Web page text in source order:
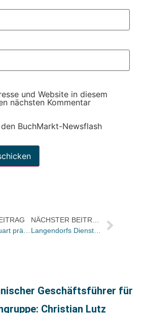
und Website in diesem
nächsten Kommentar
BuchMarkt-Newsflash
Geschäftsführer für
Christian Lutz